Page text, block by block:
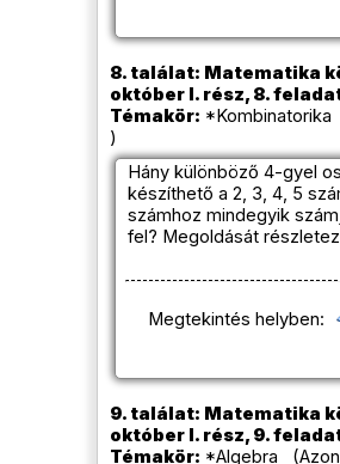
8. találat: Matematika
október I. rész, 8.
Témakör: *Kombinatorika
)
Hány különböző 4-gyel
készíthető a 2, 3, 4, 5
számhoz mindegyik
fel? Megoldását
Megtekintés helyben:
9. találat: Matematika
október I. rész, 9.
Témakör: *Algebra